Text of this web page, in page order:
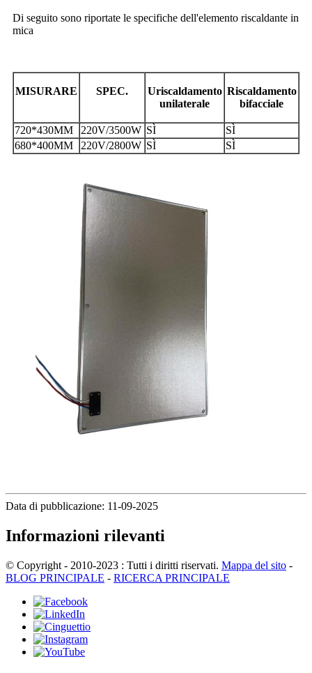
Di seguito sono riportate le specifiche dell'elemento riscaldante in
mica
MISURARE SPEC. Uriscaldamento
unilaterale
Riscaldamento
bifacciale
720*430MM 220V/3500W SÌ
SÌ
680*400MM
220V/2800W SÌ SÌ
Data di pubblicazione: 11-09-2025
Informazioni rilevanti
© Copyright - 2010-2023 : Tutti i diritti riservati. Mappa del sito -
BLOG PRINCIPALE - RICERCA PRINCIPALE